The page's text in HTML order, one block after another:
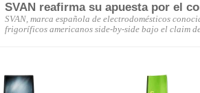
SVAN reafirma su apuesta por el
SVAN, marca española de electrodomésticos
frigoríficos americanos side-by-side bajo el claim